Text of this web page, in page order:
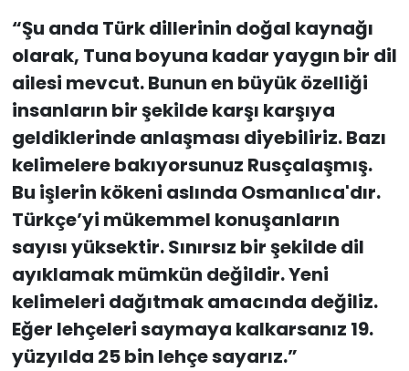
“Şu anda Türk dillerinin doğal kaynağı
olarak, Tuna boyuna kadar yaygın bir dil
ailesi mevcut. Bunun en büyük özelliği
insanların bir şekilde karşı karşıya
geldiklerinde anlaşması diyebiliriz. Bazı
kelimelere bakıyorsunuz Rusçalaşmış.
Bu işlerin kökeni aslında Osmanlıca'dır.
Türkçe’yi mükemmel konuşanların
sayısı yüksektir. Sınırsız bir şekilde dil
ayıklamak mümkün değildir. Yeni
kelimeleri dağıtmak amacında değiliz.
Eğer lehçeleri saymaya kalkarsanız 19.
yüzyılda 25 bin lehçe sayarız.”